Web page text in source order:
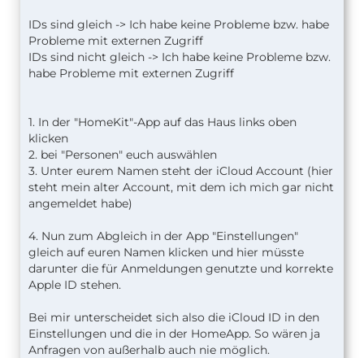
IDs sind gleich -> Ich habe keine Probleme bzw. habe
Probleme mit externen Zugriff
IDs sind nicht gleich -> Ich habe keine Probleme bzw.
habe Probleme mit externen Zugriff
1. In der "HomeKit"-App auf das Haus links oben
klicken
2. bei "Personen" euch auswählen
3. Unter eurem Namen steht der iCloud Account (hier
steht mein alter Account, mit dem ich mich gar nicht
angemeldet habe)
4. Nun zum Abgleich in der App "Einstellungen"
gleich auf euren Namen klicken und hier müsste
darunter die für Anmeldungen genutzte und korrekte
Apple ID stehen.
Bei mir unterscheidet sich also die iCloud ID in den
Einstellungen und die in der HomeApp. So wären ja
Anfragen von außerhalb auch nie möglich.